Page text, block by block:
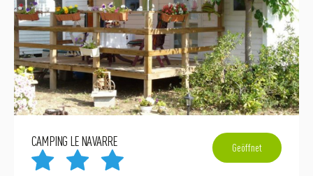
CAMPING LE NAVARRE Geöffnet